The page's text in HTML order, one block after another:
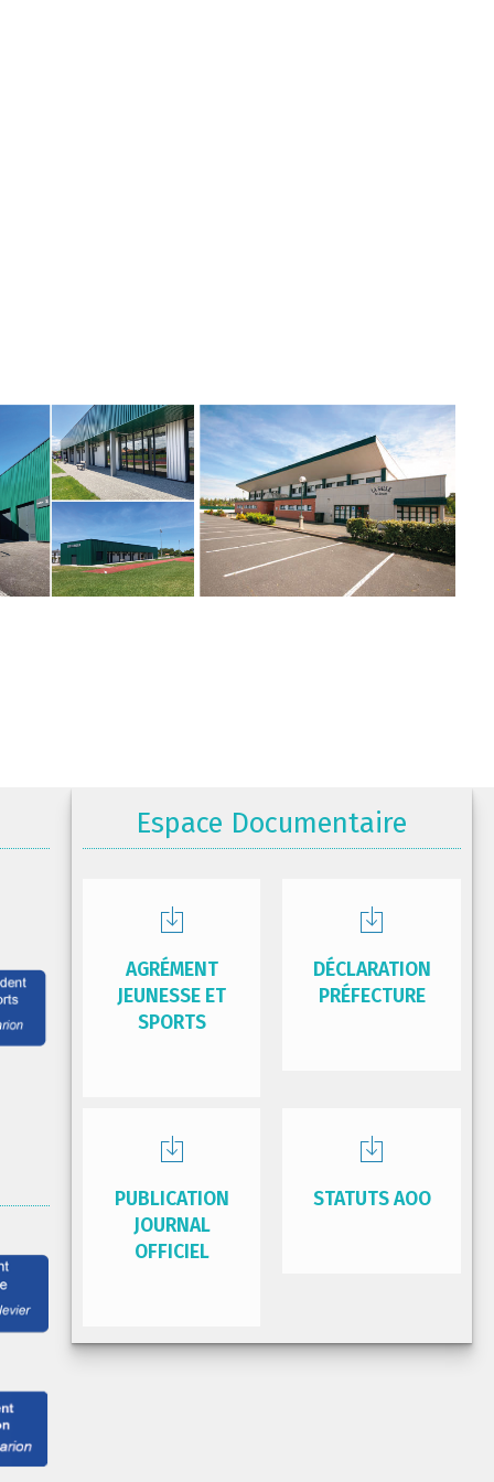
Espace Documentaire
AGRÉMENT
JEUNESSE ET
SPORTS
DÉCLARATION
PRÉFECTURE
PUBLICATION
JOURNAL
OFFICIEL
STATUTS AOO